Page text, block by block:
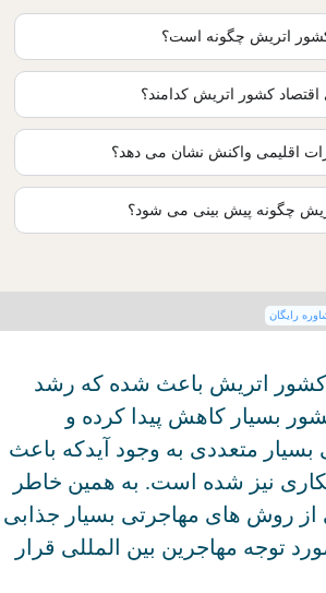
اتریش چگونه است؟
کشور اتریش کدامند؟
اقلیمی واکنش نشان می دهد؟
چگونه پیش بینی می شود؟
رایگان
کشور اتریش باعث شده که رشد
بسیار کاهش پیدا کرده و
متعددی به وجود آیدکه باعث
نیز شده است. به همین خاطر
از روش های مهاجرتی بسیار جذابی
توجه مهاجرین بین المللی قرار